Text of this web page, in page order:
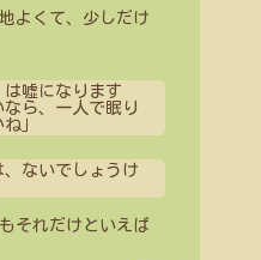
よくて、少しだけ
は嘘になります
なら、一人で眠り
」
、ないでしょうけ
それだけといえば